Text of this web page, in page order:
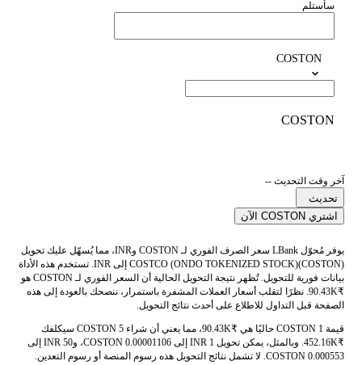
سأستلم
COSTON
COSTON
آخر وقت التحديث --
تحديث
اشتري COSTON الآن
يوفر مُحوّل LBank سعر الصرف الفوري لـ COSTON وINR، مما يُسهّل عليك تحويل
COSTCO (ONDO TOKENIZED STOCK)(COSTON) إلى INR. تستخدم هذه الأداة
بيانات فورية للتحويل. تُظهر نتيجة التحويل الحالية أن السعر الفوري لـ COSTON هو
₹90.43K. نظرًا لتقلب أسعار العملات المشفرة باستمرار، ننصحك بالعودة إلى هذه
الصفحة قبل التداول للاطلاع على أحدث نتائج التحويل.
قيمة 1 COSTON حاليًا هي ₹90.43K، مما يعني أن شراء 5 COSTON سيكلفك
₹452.16K. وبالمثل، يمكن تحويل 1 INR إلى 0.00001106 COSTON، و50 INR إلى
0.000553 COSTON. لا تشمل نتائج التحويل هذه رسوم المنصة أو رسوم التعدين.